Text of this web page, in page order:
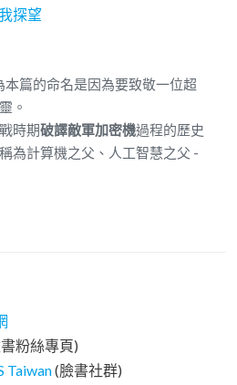
探望
本篇的命名是因為要致敬一位超
。
時期破譯敵軍加密機過程的歷史
為計算機之父、人工智慧之父 -
粉絲專頁)
Taiwan(臉書社群)